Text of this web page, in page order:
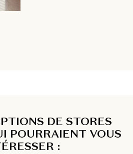
DE STORES
POURRAIENT VOUS
: